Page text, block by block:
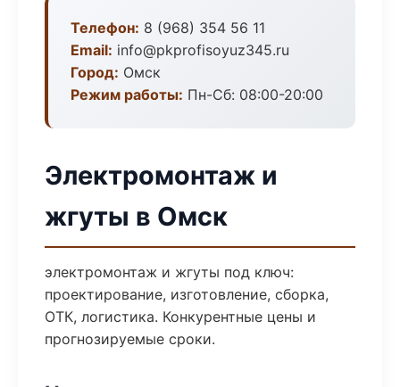
Телефон: 8 (968) 354 56 11
Email: info@pkprofisoyuz345.ru
Город: Омск
Режим работы: Пн-Сб: 08:00-20:00
Электромонтаж и
жгуты в Омск
электромонтаж и жгуты под ключ:
проектирование, изготовление, сборка,
ОТК, логистика. Конкурентные цены и
прогнозируемые сроки.